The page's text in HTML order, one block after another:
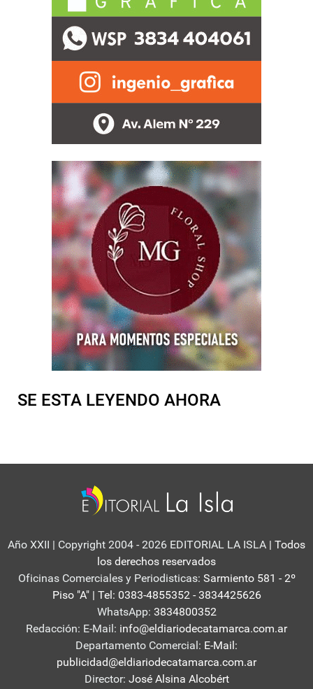
SE ESTA LEYENDO AHORA
Año XXII | Copyright 2004 - 2026 EDITORIAL LA ISLA | Todos
los derechos reservados
Oficinas Comerciales y Periodisticas: Sarmiento 581 - 2º
Piso "A" | Tel: 0383-4855352 - 3834425626
WhatsApp: 3834800352
Redacción: E-Mail: info@eldiariodecatamarca.com.ar
Departamento Comercial: E-Mail:
publicidad@eldiariodecatamarca.com.ar
Director: José Alsina Alcobért